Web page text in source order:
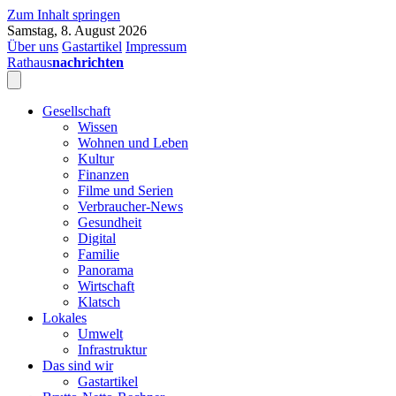
Zum Inhalt springen
Samstag, 8. August 2026
Über uns Gastartikel Impressum
Rathausnachrichten
Gesellschaft
Wissen
Wohnen und Leben
Kultur
Finanzen
Filme und Serien
Verbraucher-News
Gesundheit
Digital
Familie
Panorama
Wirtschaft
Klatsch
Lokales
Umwelt
Infrastruktur
Das sind wir
Gastartikel